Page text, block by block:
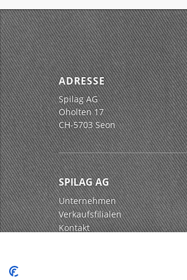
ADRESSE
Spilag AG
Oholten 17
CH-5703 Seon
SPILAG AG
Unternehmen
Verkaufsfilialen
Kontakt